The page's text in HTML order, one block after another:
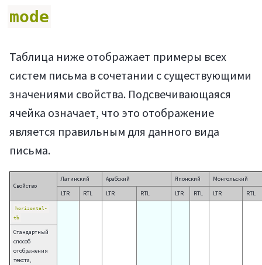
mode
Таблица ниже отображает примеры всех
систем письма в сочетании с существующими
значениями свойства. Подсвечивающаяся
ячейка означает, что это отображение
является правильным для данного вида
письма.
Свойство
Латинский Арабский Японский
Монгольский
LTR
RTL LTR RTL LTR RTL LTR RTL
horizontal-
tb
Стандартный
способ
отображения
текста,